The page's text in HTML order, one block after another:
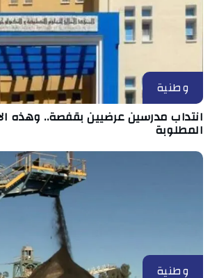
وطنية
انتداب مدرسين عرضيين بقفصة.. وهذه
المطلوبة
وطنية